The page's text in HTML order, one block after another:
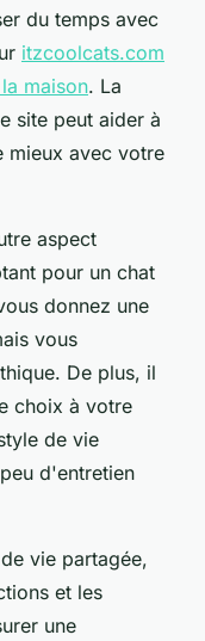
du temps avec
itzcoolcats.com
maison. La
site peut aider à
mieux avec votre
aspect
pour un chat
donnez une
vous
De plus, il
choix à votre
de vie
d'entretien
vie partagée,
et les
une